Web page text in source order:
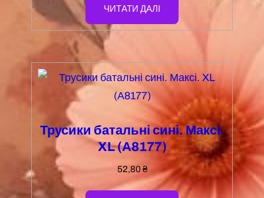
ЧИТАТИ ДАЛІ
Трусики батальні сині. Максі.
XL (А8177)
52,80 ₴